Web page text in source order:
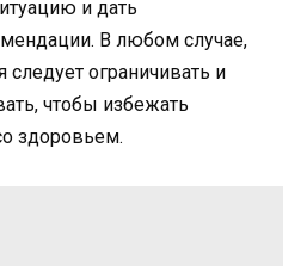
и дать
В любом случае,
следует ограничивать и
чтобы избежать
здоровьем.